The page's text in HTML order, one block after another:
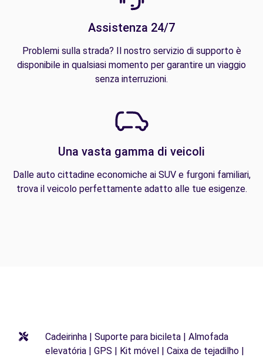
Assistenza 24/7
Problemi sulla strada? Il nostro servizio di supporto è
disponibile in qualsiasi momento per garantire un viaggio
senza interruzioni.
Una vasta gamma di veicoli
Dalle auto cittadine economiche ai SUV e furgoni familiari,
trova il veicolo perfettamente adatto alle tue esigenze.
Cadeirinha | Suporte para bicileta | Almofada
elevatória | GPS | Kit móvel | Caixa de tejadilho |